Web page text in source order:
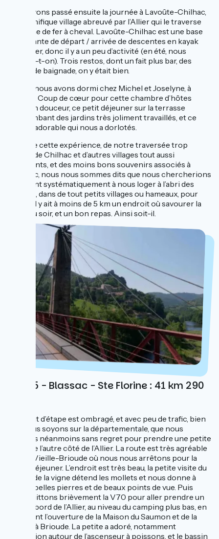
Nous avons passé ensuite la journée à Lavoûte-Chilhac,
ce magnifique village abreuvé par l’Allier qui le traverse
en forme de fer à cheval. Lavoûte-Chilhac est une base
importante de départ / arrivée de descentes en kayak
sur l’Allier, donc il y a un peu d’activité (en été, nous
précise-t-on). Trois restos, dont un fait plus bar, des
points de baignade, on y était bien.
Le soir, nous avons dormi chez Michel et Joselyne, à
Blassac. Coup de cœur pour cette chambre d’hôtes
toute en douceur, ce petit déjeuner sur la terrasse
surplombant des jardins très joliment travaillés, et ce
couple adorable qui nous a dorlotés.
Forts de cette expérience, de notre traversée trop
courte de Chilhac et d’autres villages tout aussi
charmants, et des moins bons souvenirs associés à
Langeac, nous nous sommes dits que nous chercherions
à présent systématiquement à nous loger à l’abri des
regards, dans de tout petits villages ou hameaux, pour
peu qu’il y ait à moins de 5 km un endroit où savourer la
bière du soir, et un bon repas. Ainsi soit-il.
Jour 5 - Blassac - Ste Florine : 41 km 290
Le début d’étape est ombragé, et avec peu de trafic, bien
que nous soyons sur la départementale, que nous
quittons néanmoins sans regret pour prendre une petite
route de l’autre côté de l’Allier. La route est très agréable
jusque Vieille-Brioude où nous nous arrêtons pour la
pause déjeuner. L’endroit est très beau, la petite visite du
musée de la vigne détend les mollets et nous donne à
voir de belles pierres et de beaux points de vue. Puis
nous quittons brièvement la V70 pour aller prendre un
café au bord de l’Allier, au niveau du camping plus bas, en
attendant l’ouverture de la Maison du Saumon et de la
Rivière à Brioude. La petite a adoré, notamment
l’animation autour de l’ascenseur à poissons, et le bassin